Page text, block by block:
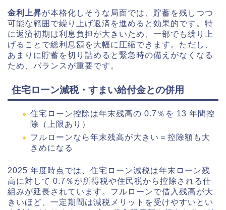
金利上昇が本格化しそうな局面では、貯蓄を残しつつ
可能な範囲で繰り上げ返済を進めると効果的です。特
に返済初期は利息負担が大きいため、一部でも繰り上
げることで総利息額を大幅に圧縮できます。ただし、
あまりに貯蓄を切り詰めると緊急時の備えがなくなる
ため、バランスが重要です。
住宅ローン減税・すまい給付金との併用
住宅ローン控除は年末残高の 0.7％を 13 年間控
除（上限あり）
フルローンなら年末残高が大きい＝控除額も大
きめになる
2025 年度時点では、住宅ローン減税は年末ローン残
高に対して 0.7％が所得税や住民税から控除される仕
組みが延長されています。フルローンで借入残高が大
きいほど、一定期間は減税メリットを受けやすいとい